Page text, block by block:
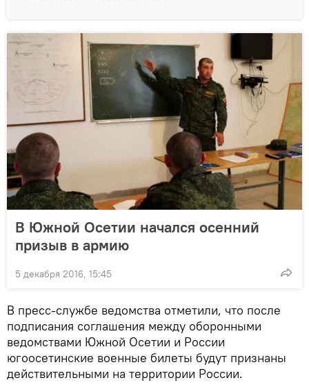
В Южной Осетии начался осенний
призыв в армию
5 декабря 2016, 15:45
В пресс-службе ведомства отметили, что после
подписания соглашения между оборонными
ведомствами Южной Осетии и России
югоосетинские военные билеты будут признаны
действительными на территории России.